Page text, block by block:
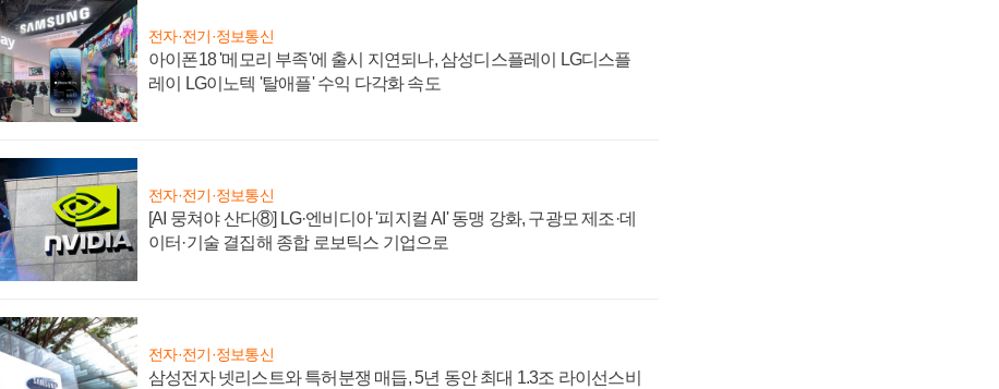
전자·전기·정보통신
아이폰18 '메모리 부족'에 출시 지연되나, 삼성디스플레이 LG디스플
레이 LG이노텍 '탈애플' 수익 다각화 속도
전자·전기·정보통신
[AI 뭉쳐야 산다⑧] LG·엔비디아 '피지컬 AI' 동맹 강화, 구광모 제조·데
이터·기술 결집해 종합 로보틱스 기업으로
전자·전기·정보통신
삼성전자 넷리스트와 특허분쟁 매듭, 5년 동안 최대 1.3조 라이선스비